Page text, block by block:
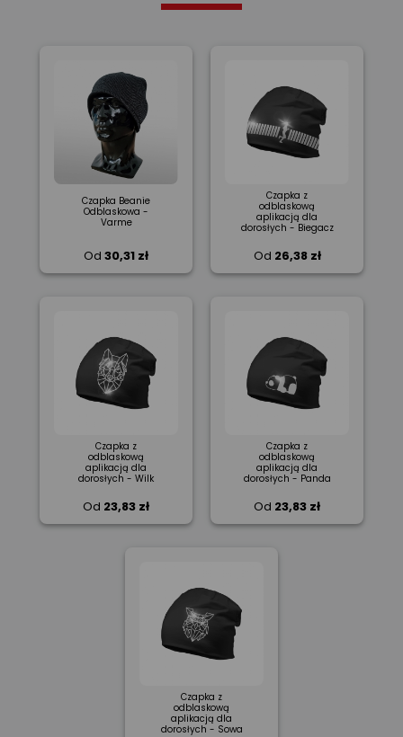
Czapka Beanie
Odblaskowa -
Varme
Od 30,31 zł
Czapka z
odblaskową
aplikacją dla
dorosłych - Biegacz
Od 26,38 zł
Czapka z
odblaskową
aplikacją dla
dorosłych - Wilk
Od 23,83 zł
Czapka z
odblaskową
aplikacją dla
dorosłych - Panda
Od 23,83 zł
Czapka z
odblaskową
aplikacją dla
dorosłych - Sowa